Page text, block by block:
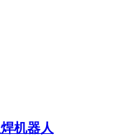
机器人